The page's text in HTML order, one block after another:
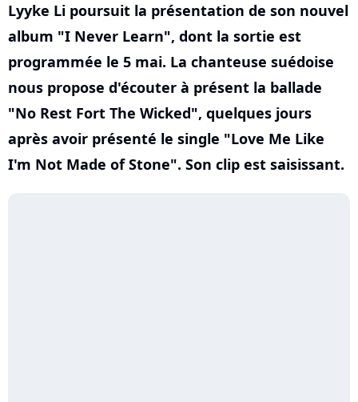
Lyyke Li poursuit la présentation de son nouvel
album "I Never Learn", dont la sortie est
programmée le 5 mai. La chanteuse suédoise
nous propose d'écouter à présent la ballade
"No Rest Fort The Wicked", quelques jours
après avoir présenté le single "Love Me Like
I'm Not Made of Stone". Son clip est saisissant.